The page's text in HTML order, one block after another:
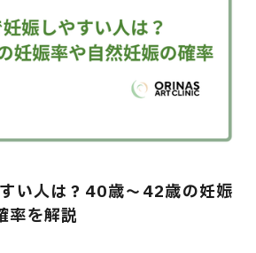
い人は？40歳～42歳の妊娠
率を解説